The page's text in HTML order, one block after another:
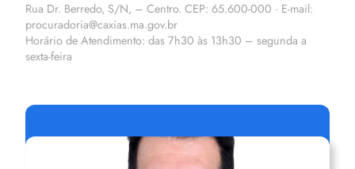
Rua Dr. Berredo, S/N, – Centro. CEP: 65.600-000 · E-mail:
procuradoria@caxias.ma.gov.br
Horário de Atendimento: das 7h30 às 13h30 – segunda a
sexta-feira